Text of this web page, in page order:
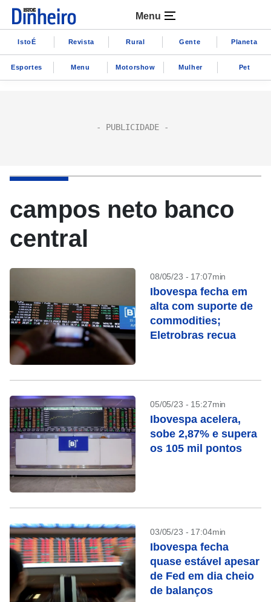
Menu
IstoÉ Revista Rural Gente Planeta
Esportes Menu Motorshow Mulher Pet
campos neto banco
central
08/05/23 - 17:07min
Ibovespa fecha em
alta com suporte de
commodities;
Eletrobras recua
05/05/23 - 15:27min
Ibovespa acelera,
sobe 2,87% e supera
os 105 mil pontos
03/05/23 - 17:04min
Ibovespa fecha
quase estável apesar
de Fed em dia cheio
de balanços